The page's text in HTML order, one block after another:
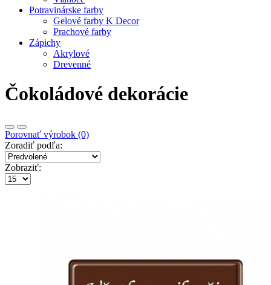
Potravinárske farby
Gelové farby K Decor
Prachové farby
Zápichy
Akrylové
Drevenné
Čokoládové dekorácie
Porovnať výrobok (0)
Zoradiť podľa:
Zobraziť: